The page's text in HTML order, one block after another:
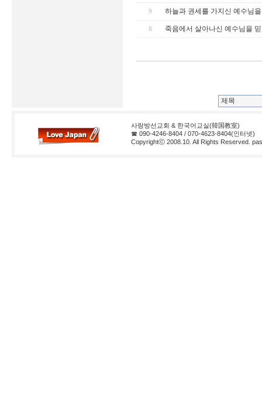
9 하늘과 권세를 가지신 예수님
8 죽음에서 살아나신 예수님을
사랑방선교회 & 한국어교실(韓国教室)
☎ 090-4246-8404 / 070-4623-8404(인터넷)
Copyrightⓒ 2008.10. All Rights Reserved.